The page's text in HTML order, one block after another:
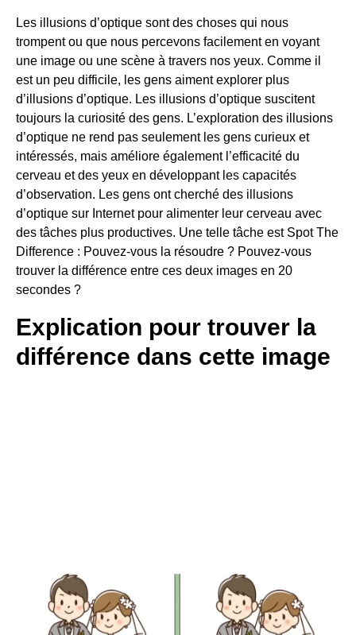
Les illusions d’optique sont des choses qui nous
trompent ou que nous percevons facilement en voyant
une image ou une scène à travers nos yeux. Comme il
est un peu difficile, les gens aiment explorer plus
d’illusions d’optique. Les illusions d’optique suscitent
toujours la curiosité des gens. L’exploration des illusions
d’optique ne rend pas seulement les gens curieux et
intéressés, mais améliore également l’efficacité du
cerveau et des yeux en développant les capacités
d’observation. Les gens ont cherché des illusions
d’optique sur Internet pour alimenter leur cerveau avec
des tâches plus productives. Une telle tâche est Spot The
Difference : Pouvez-vous la résoudre ? Pouvez-vous
trouver la différence entre ces deux images en 20
secondes ?
Explication pour trouver la
différence dans cette image